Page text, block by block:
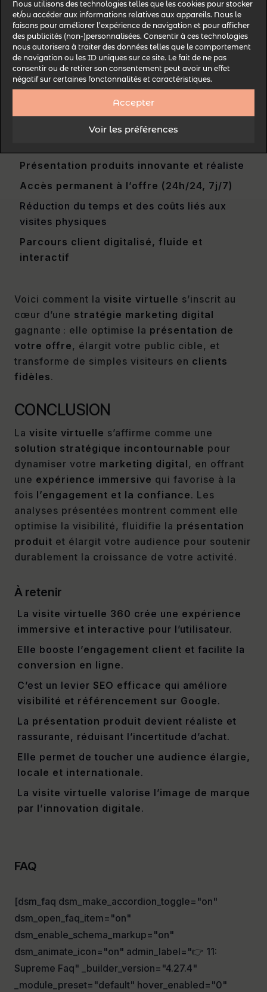
Nous utilisons des technologies telles que les cookies pour stocker
et/ou accéder aux informations relatives aux appareils. Nous le
faisons pour améliorer l’expérience de navigation et pour afficher
des publicités (non-)personnalisées. Consentir à ces technologies
nous autorisera à traiter des données telles que le comportement
de navigation ou les ID uniques sur ce site. Le fait de ne pas
consentir ou de retirer son consentement peut avoir un effet
négatif sur certaines fonctonnalités et caractéristiques.
Accepter
Voir les préférences
Pour les commerces de proximité, c’est un
moyen efficace d’attirer une clientèle nouvelle
et defidéliserles habitués grâce à une
expérience toujours renouvelée.
Les atouts majeurs pourbooster la
conversion client:
Présentation produits innovante et réaliste
Accès permanent à l’offre (24h/24, 7j/7)
Réduction du temps et des coûts liés aux
visites physiques
Parcours client digitalisé, fluide et
interactif
Voici comment la visite virtuelle s’inscrit au
cœur d’une stratégie marketing digital
gagnante : elle optimise la présentation de
votre offre, élargit votre public cible, et
transforme de simples visiteurs en clients
fidèles.
CONCLUSION
La visite virtuelle s’affirme comme une
solution stratégique incontournable pour
dynamiser votre marketing digital, en offrant
une expérience immersive qui favorise à la
fois l’engagement et la confiance. Les
analyses présentées montrent comment elle
optimise la visibilité, fluidifie la présentation
produit et élargit votre audience pour soutenir
durablement la croissance de votre activité.
À retenir
La visite virtuelle 360 crée une expérience
immersive et interactive pour l’utilisateur.
Elle booste l’engagement client et facilite la
conversion en ligne.
C’est un levier SEO efficace qui améliore
visibilité et référencement sur Google.
La présentation produit devient réaliste et
rassurante, réduisant l’incertitude d’achat.
Elle permet de toucher une audience élargie,
locale et internationale.
La visite virtuelle valorise l’image de marque
par l’innovation digitale.
FAQ
[dsm_faq dsm_make_accordion_toggle="on"
dsm_open_faq_item="on"
dsm_enable_schema_markup="on"
dsm_animate_icon="on" admin_label="👉 11:
Supreme Faq" _builder_version="4.27.4"
_module_preset="default" hover_enabled="0"